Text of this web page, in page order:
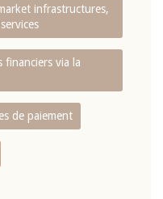
infrastructures,
financiers via la
de paiement